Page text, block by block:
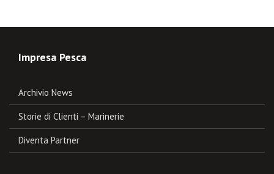
Impresa Pesca
Archivio News
Storie di Clienti – Marinerie
Diventa Partner